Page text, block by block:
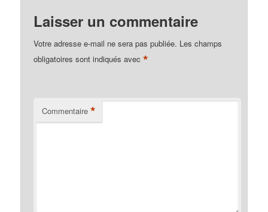
Laisser un commentaire
Votre adresse e-mail ne sera pas publiée. Les champs
obligatoires sont indiqués avec*
Commentaire *